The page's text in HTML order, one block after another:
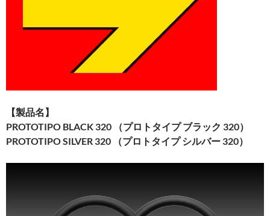
【製品名】
PROTOTIPO BLACK 320
（プロトタイプ ブラック 320）
PROTOTIPO SILVER 320
（プロトタイプ シルバー 320）